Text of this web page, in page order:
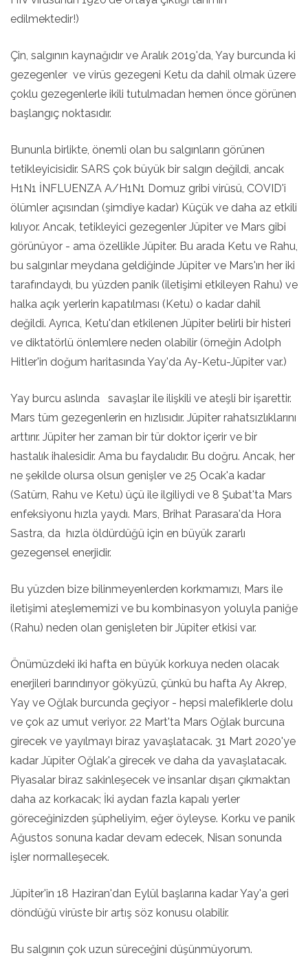
edilmektedir!)
Çin, salgının kaynağıdır ve Aralık 2019'da, Yay burcunda ki
gezegenler ve virüs gezegeni Ketu da dahil olmak üzere
çoklu gezegenlerle ikili tutulmadan hemen önce görünen
başlangıç noktasıdır.
Bununla birlikte, önemli olan bu salgınların görünen
tetikleyicisidir. SARS çok büyük bir salgın değildi, ancak
H1N1 İNFLUENZA A/H1N1 Domuz gribi virüsü, COVID'i
ölümler açısından (şimdiye kadar) Küçük ve daha az etkili
kılıyor. Ancak, tetikleyici gezegenler Jüpiter ve Mars gibi
görünüyor - ama özellikle Jüpiter. Bu arada Ketu ve Rahu,
bu salgınlar meydana geldiğinde Jüpiter ve Mars'ın her iki
tarafındaydı, bu yüzden panik (iletişimi etkileyen Rahu) ve
halka açık yerlerin kapatılması (Ketu) o kadar dahil
değildi. Ayrıca, Ketu'dan etkilenen Jüpiter belirli bir histeri
ve diktatörlü önlemlere neden olabilir (örneğin Adolph
Hitler'in doğum haritasında Yay'da Ay-Ketu-Jüpiter var.)
Yay burcu aslında savaşlar ile ilişkili ve ateşli bir işarettir.
Mars tüm gezegenlerin en hızlısıdır. Jüpiter rahatsızlıklarını
arttırır. Jüpiter her zaman bir tür doktor içerir ve bir
hastalık ihalesidir. Ama bu faydalıdır. Bu doğru. Ancak, her
ne şekilde olursa olsun genişler ve 25 Ocak'a kadar
(Satürn, Rahu ve Ketu) üçü ile ilgiliydi ve 8 Şubat'ta Mars
enfeksiyonu hızla yaydı. Mars, Brihat Parasara'da Hora
Sastra, da hızla öldürdüğü için en büyük zararlı
gezegensel enerjidir.
Bu yüzden bize bilinmeyenlerden korkmamızı, Mars ile
iletişimi ateşlememizi ve bu kombinasyon yoluyla paniğe
(Rahu) neden olan genişleten bir Jüpiter etkisi var.
Önümüzdeki iki hafta en büyük korkuya neden olacak
enerjileri barındırıyor gökyüzü, çünkü bu hafta Ay Akrep,
Yay ve Oğlak burcunda geçiyor - hepsi malefiklerle dolu
ve çok az umut veriyor. 22 Mart'ta Mars Oğlak burcuna
girecek ve yayılmayı biraz yavaşlatacak. 31 Mart 2020'ye
kadar Jüpiter Oğlak'a girecek ve daha da yavaşlatacak.
Piyasalar biraz sakinleşecek ve insanlar dışarı çıkmaktan
daha az korkacak; İki aydan fazla kapalı yerler
göreceğinizden şüpheliyim, eğer öyleyse. Korku ve panik
Ağustos sonuna kadar devam edecek, Nisan sonunda
işler normalleşecek.
Jüpiter'in 18 Haziran'dan Eylül başlarına kadar Yay'a geri
döndüğü virüste bir artış söz konusu olabilir.
Bu salgının çok uzun süreceğini düşünmüyorum.